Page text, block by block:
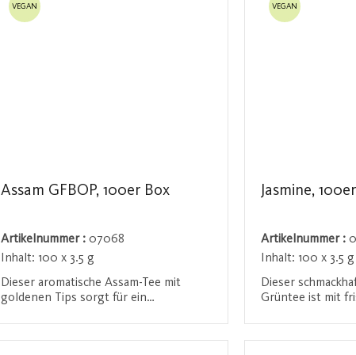
sanften und
VEGAN
Assam GFBOP, 100er Box
Artikelnummer : 07068
Inhalt: 100 x 3.5 g
Dieser aromatische Assam-Tee mit
goldenen Tips sorgt für ein
Geschmackserlebnis. Die reichhaltige
Textur und das kraftvolle Aroma
Anmelden / Registrieren
VEGAN
Jasmine,
Artikelnummer :
Inhalt: 100 x 3.5 g
Dieser
Grüntee ist mit
blumige Duft und
der Jasminblüten
Anmelden /